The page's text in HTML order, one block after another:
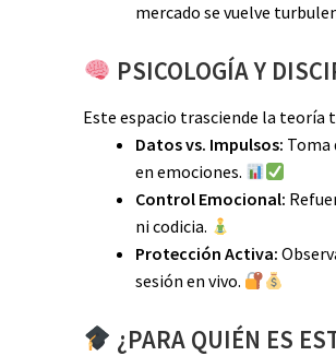
mercado se vuelve
PSICOLOGÍA Y
Este espacio trasciende la teoría
Datos vs. Impulsos: Toma
en emociones.
Control Emocional:
ni codicia.
Protección Activa:
sesión en vivo.
¿PARA QUIÉN ES